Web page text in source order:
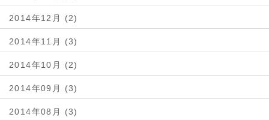
2014年12月 (2)
2014年11月 (3)
2014年10月 (2)
2014年09月 (3)
2014年08月 (3)